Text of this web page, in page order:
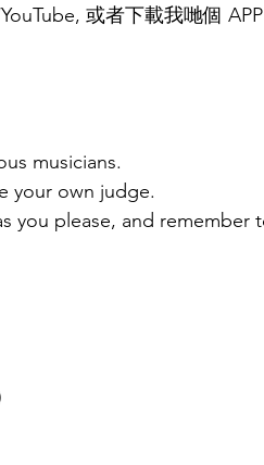
或者下載我哋個
musicians.
your own judge.
you please, and